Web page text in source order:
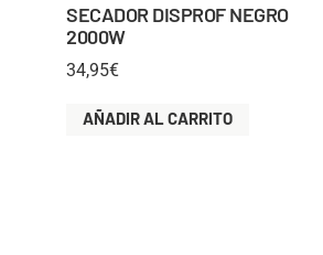
SECADOR DISPROF NEGRO
2000W
34,95€
AÑADIR AL CARRITO